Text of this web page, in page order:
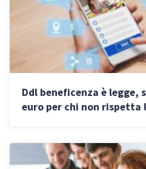
Ddl beneficenza è legge,
euro per chi non rispetta